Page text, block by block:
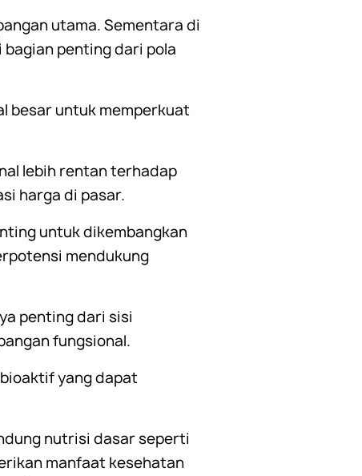
utama. Sementara di
penting dari pola
besar untuk memperkuat
lebih rentan terhadap
harga di pasar.
untuk dikembangkan
mendukung
penting dari sisi
fungsional.
yang dapat
nutrisi dasar seperti
manfaat kesehatan